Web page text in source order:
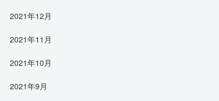
2021年12月
2021年11月
2021年10月
2021年9月